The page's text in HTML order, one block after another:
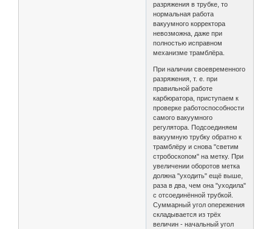
разряжения в трубке, то
нормальная работа
вакуумного корректора
невозможна, даже при
полностью исправном
механизме трамблёра.
При наличии своевременного
разряжения, т. е. при
правильной работе
карбюратора, приступаем к
проверке работоспособности
самого вакуумного
регулятора. Подсоединяем
вакуумную трубку обратно к
трамблёру и снова "светим
стробоскопом" на метку. При
увеличении оборотов метка
должна "уходить" ещё выше,
раза в два, чем она "уходила"
с отсоединённой трубкой.
Суммарный угол опережения
складывается из трёх
величин - начальный угол